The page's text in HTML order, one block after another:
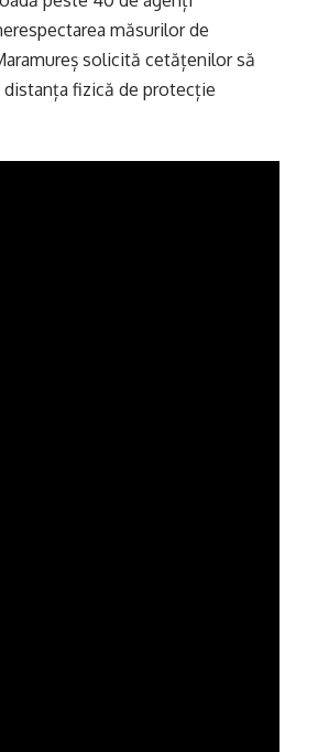
măsurilor de
solicită cetățenilor să
fizică de protecție